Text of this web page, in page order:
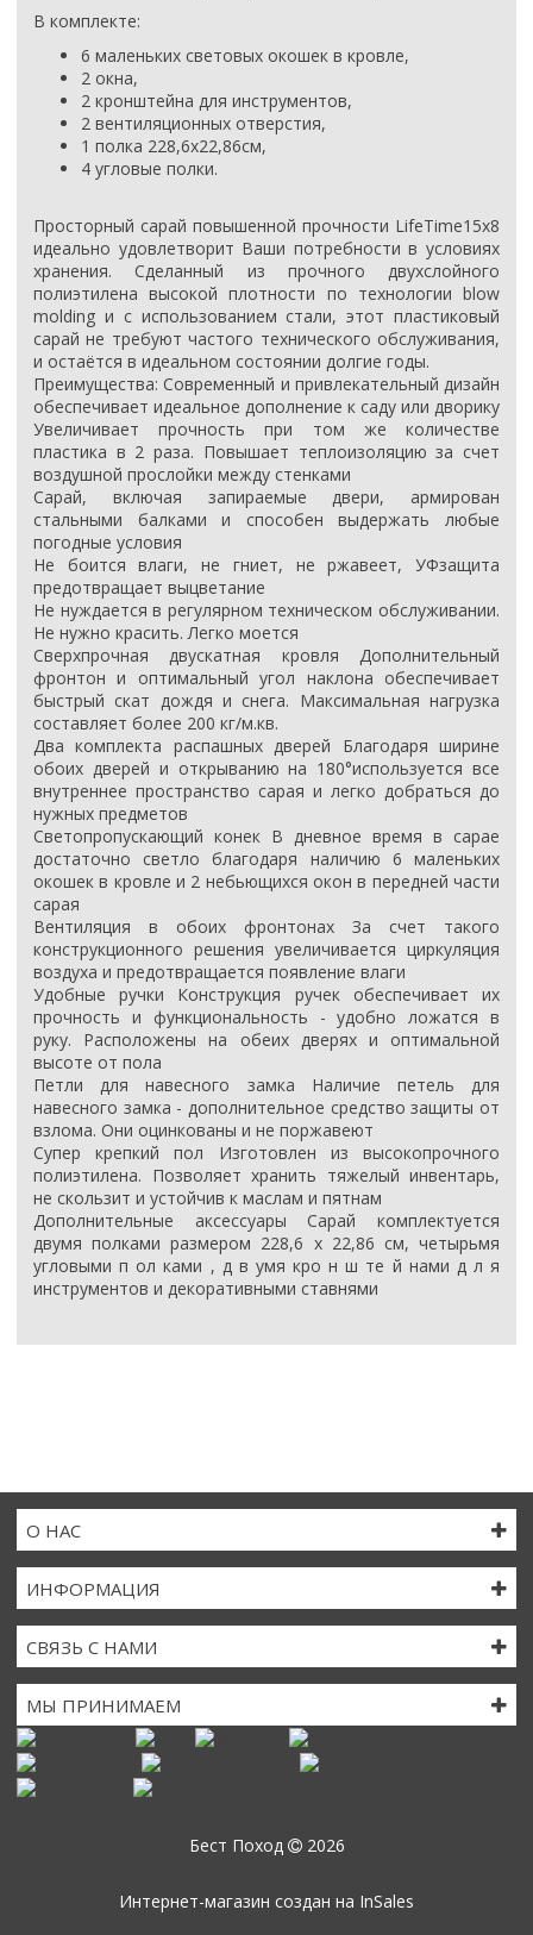
В комплекте:
6 маленьких световых окошек в кровле,
2 окна,
2 кронштейна для инструментов,
2 вентиляционных отверстия,
1 полка 228,6х22,86см,
4 угловые полки.
Просторный сарай повышенной прочности LifeTime15x8
идеально удовлетворит Ваши потребности в условиях
хранения. Сделанный из прочного двухслойного
полиэтилена высокой плотности по технологии blow
molding и с использованием стали, этот пластиковый
сарай не требуют частого технического обслуживания,
и остаётся в идеальном состоянии долгие годы.
Преимущества: Современный и привлекательный дизайн
обеспечивает идеальное дополнение к саду или дворику
Увеличивает прочность при том же количестве
пластика в 2 раза. Повышает теплоизоляцию за счет
воздушной прослойки между стенками
Сарай, включая запираемые двери, армирован
стальными балками и способен выдержать любые
погодные условия
Не боится влаги, не гниет, не ржавеет, УФзащита
предотвращает выцветание
Не нуждается в регулярном техническом обслуживании.
Не нужно красить. Легко моется
Сверхпрочная двускатная кровля Дополнительный
фронтон и оптимальный угол наклона обеспечивает
быстрый скат дождя и снега. Максимальная нагрузка
составляет более 200 кг/м.кв.
Два комплекта распашных дверей Благодаря ширине
обоих дверей и открыванию на 180°используется все
внутреннее пространство сарая и легко добраться до
нужных предметов
Светопропускающий конек В дневное время в сарае
достаточно светло благодаря наличию 6 маленьких
окошек в кровле и 2 небьющихся окон в передней части
сарая
Вентиляция в обоих фронтонах За счет такого
конструкционного решения увеличивается циркуляция
воздуха и предотвращается появление влаги
Удобные ручки Конструкция ручек обеспечивает их
прочность и функциональность - удобно ложатся в
руку. Расположены на обеих дверях и оптимальной
высоте от пола
Петли для навесного замка Наличие петель для
навесного замка - дополнительное средство защиты от
взлома. Они оцинкованы и не поржавеют
Супер крепкий пол Изготовлен из высокопрочного
полиэтилена. Позволяет хранить тяжелый инвентарь,
не скользит и устойчив к маслам и пятнам
Дополнительные аксессуары Сарай комплектуется
двумя полками размером 228,6 х 22,86 см, четырьмя
угловыми п ол ками , д в умя кро н ш те й нами д л я
инструментов и декоративными ставнями
О НАС
ИНФОРМАЦИЯ
СВЯЗЬ С НАМИ
МЫ ПРИНИМАЕМ
Бест Поход 2026
Интернет-магазин создан на InSales